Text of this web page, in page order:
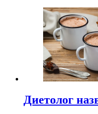
Диетолог